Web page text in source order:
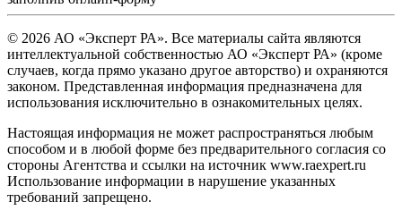
© 2026 АО «Эксперт РА». Все материалы сайта являются
интеллектуальной собственностью АО «Эксперт РА» (кроме
случаев, когда прямо указано другое авторство) и охраняются
законом. Представленная информация предназначена для
использования исключительно в ознакомительных целях.
Настоящая информация не может распространяться любым
способом и в любой форме без предварительного согласия со
стороны Агентства и ссылки на источник www.raexpert.ru
Использование информации в нарушение указанных
требований запрещено.